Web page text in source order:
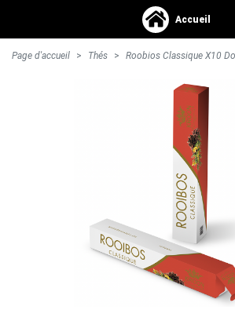
Accueil
S'identifier >
Accueil
Boissons chaudes
Page d'accueil Thés Roobios Classique X10